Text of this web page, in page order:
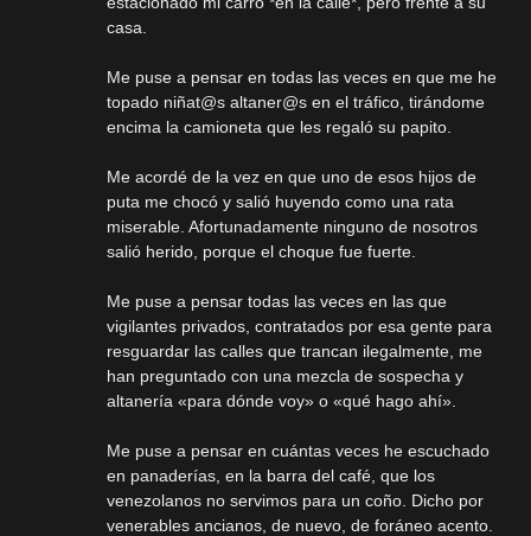
casa.
Me puse a pensar en todas las veces en que me he
topado niñat@s altaner@s en el tráfico, tirándome
encima la camioneta que les regaló su papito.
Me acordé de la vez en que uno de esos hijos de
puta me chocó y salió huyendo como una rata
miserable. Afortunadamente ninguno de nosotros
salió herido, porque el choque fue fuerte.
Me puse a pensar todas las veces en las que
vigilantes privados, contratados por esa gente para
resguardar las calles que trancan ilegalmente, me
han preguntado con una mezcla de sospecha y
altanería «para dónde voy» o «qué hago ahí».
Me puse a pensar en cuántas veces he escuchado
en panaderías, en la barra del café, que los
venezolanos no servimos para un coño. Dicho por
venerables ancianos, de nuevo, de foráneo acento.